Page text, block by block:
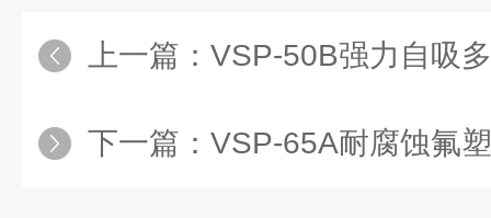
上一篇： VSP-50B强力自吸
下一篇： VSP-65A耐腐蚀氟塑料